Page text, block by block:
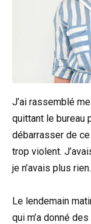
J’ai rassemblé
quittant le bureau
débarrasser de
trop violent.
je n’avais plus rien.
Le lendemain
qui m’a donné